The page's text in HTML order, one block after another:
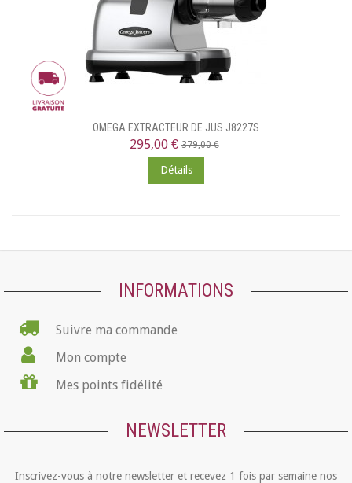
OMEGA EXTRACTEUR DE JUS J8227S
295,00 €379,00 €
Détails
INFORMATIONS
Suivre ma commande
Mon compte
Mes points fidélité
NEWSLETTER
Inscrivez-vous à notre newsletter et recevez 1 fois par semaine nos